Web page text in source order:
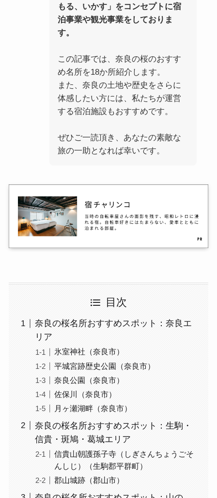
もる、いかす」をコンセプトに宿
泊事業や観光事業をしておりま
す。
この記事では、奈良の桜のおすす
め名所を18か所紹介します。
また、奈良の土地や歴史をさらに
体感したい方には、私たちが運営
する宿泊施設もおすすめです。
ぜひご一読頂き、あなたの素敵な
旅の一助となれば幸いです。
目次
奈良の桜名所おすすめスポット：奈良エ
リア
氷室神社（奈良市）
平城宮跡歴史公園（奈良市）
奈良公園（奈良市）
佐保川（奈良市）
月ヶ瀬湖畔（奈良市）
奈良の桜名所おすすめスポット：生駒・
信貴・斑鳩・葛城エリア
信貴山朝護孫子寺（しぎさんちょうごそ
んしじ）（生駒郡平群町）
郡山城跡（郡山市）